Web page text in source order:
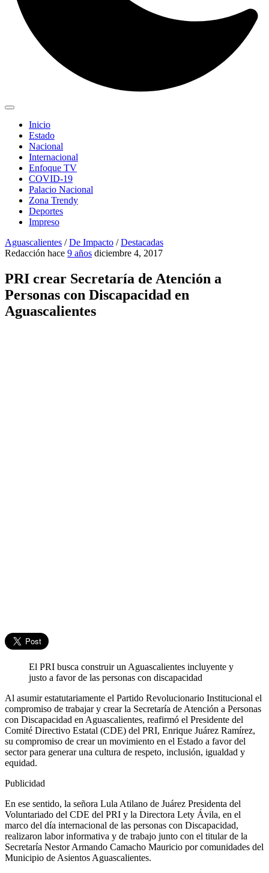
Inicio
Estado
Nacional
Internacional
Enfoque TV
COVID-19
Palacio Nacional
Zona Trendy
Deportes
Impreso
Aguascalientes /De Impacto /Destacadas
Redacción hace 9 años diciembre 4, 2017
PRI crear Secretaría de Atención a
Personas con Discapacidad en
Aguascalientes
El PRI busca construir un Aguascalientes incluyente y
justo a favor de las personas con discapacidad
Al asumir estatutariamente el Partido Revolucionario Institucional el
compromiso de trabajar y crear la Secretaría de Atención a Personas
con Discapacidad en Aguascalientes, reafirmó el Presidente del
Comité Directivo Estatal (CDE) del PRI, Enrique Juárez Ramírez,
su compromiso de crear un movimiento en el Estado a favor del
sector para generar una cultura de respeto, inclusión, igualdad y
equidad.
Publicidad
En ese sentido, la señora Lula Atilano de Juárez Presidenta del
Voluntariado del CDE del PRI y la Directora Lety Ávila, en el
marco del día internacional de las personas con Discapacidad,
realizaron labor informativa y de trabajo junto con el titular de la
Secretaría Nestor Armando Camacho Mauricio por comunidades del
Municipio de Asientos Aguascalientes.